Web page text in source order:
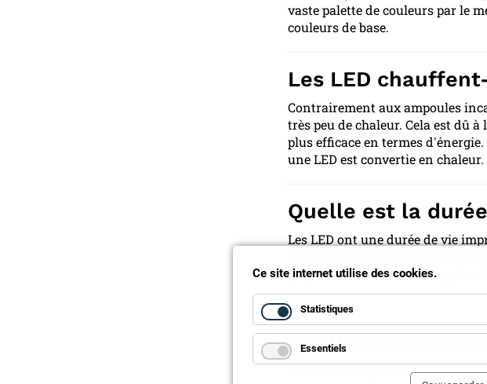
vaste palette de couleurs par le
couleurs de base.
Les LED
Contrairement aux ampoules
très peu de chaleur. Cela est dû
plus efficace en termes
une LED est convertie en chaleur.
Quelle est la
Les LED ont une durée de vie
ampoules traditionnelles, qui ont
heures.
Quelle est
Les LED sont quasiment deux
Ce site internet utilise des cookies.
Statistiques
Essentiels